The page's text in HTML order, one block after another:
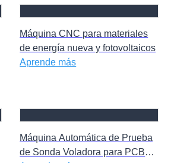
Máquina CNC para materiales
de energía nueva y fotovoltaicos
Aprende más
Máquina Automática de Prueba
de Sonda Voladora para PCB